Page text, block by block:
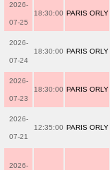
2026-
07-25
18:30:00 PARIS ORLY
2026-
07-24
18:30:00 PARIS ORLY
2026-
07-23
18:30:00 PARIS ORLY
2026-
07-21
12:35:00 PARIS ORLY
2026-